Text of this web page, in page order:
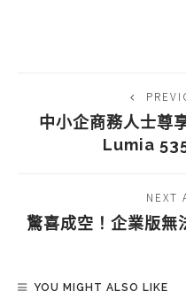
中小企商務人士
Lumia
NEXT
驚喜成空！企業版
YOU MIGHT ALSO LIKE